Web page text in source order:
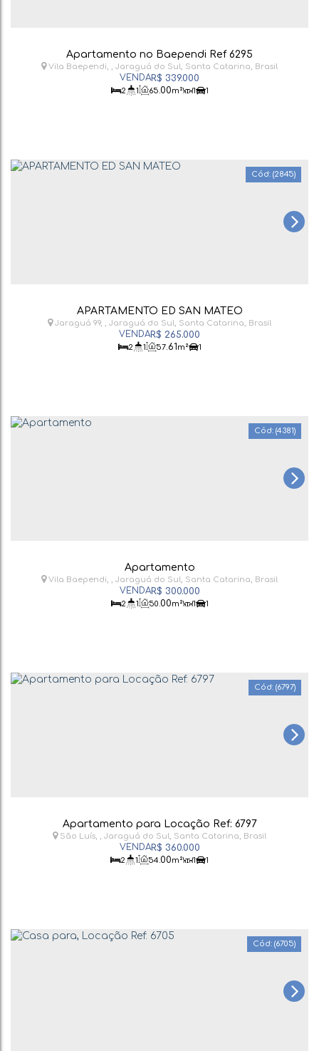
Apartamento no Baependi Ref 6295
R$ 339.000
Vila Baependi , Jaraguá do Sul, Santa Catarina, Brasil
2 1 65 .00m² 1 1
(2845)
APARTAMENTO ED SAN MATEO
R$ 265.000
Jaraguá 99 , Jaraguá do Sul, Santa Catarina, Brasil
2 1 57.61m² 1
(4381)
Apartamento
R$ 300.000
Vila Baependi , Jaraguá do Sul, Santa Catarina, Brasil
2 1 50 .00m² 1 1
(6797)
Apartamento para Locação Ref: 6797
R$ 360.000
São Luís , Jaraguá do Sul, Santa Catarina, Brasil
2 1 54 .00m² 1 1
(6705)